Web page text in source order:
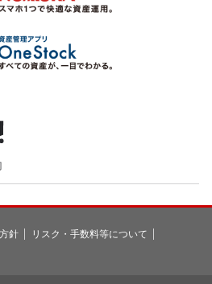
針
リスク・手数料等について